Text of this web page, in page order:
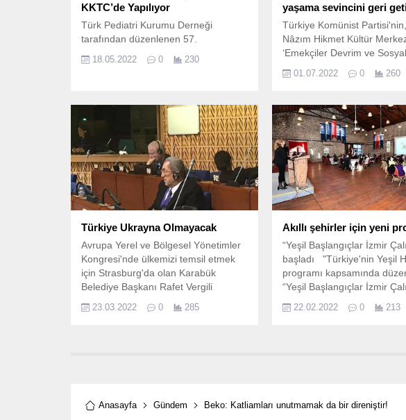
KKTC’de Yapılıyor
Türk Pediatri Kurumu Derneği
tarafından düzenlenen 57.
18.05.2022 0 230
yaşama sevincini geri
Türkiye Komünist
Nâzım Hikmet Kültür
‘Emekçiler Devrim ve
konferansta karar altına
kamuoyuna açıklandı.
01.07.2022 0 260
Türkiye Ukrayna Olmayacak
Avrupa Yerel ve Bölgesel Yönetimler
Kongresi'nde ülkemizi temsil etmek
için Strasburg'da olan Karabük
Belediye Başkanı Rafet Vergili
“Türkiye'nin birlik ve beraberliğine
23.03.2022 0 285
Akıllı şehirler için yeni
“Yeşil Başlangıçlar İzmir
başladı "Türkiye'nin Yeşil
programı kapsamında
“Yeşil Başlangıçlar İzmir
başladı.
22.02.2022 0 213
Anasayfa Gündem Beko: Katliamları unutmamak da bir direniştir!